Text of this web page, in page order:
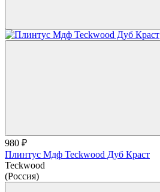
980 ₽
Плинтус Мдф Teckwood Дуб Краст
Teckwood
(Россия)